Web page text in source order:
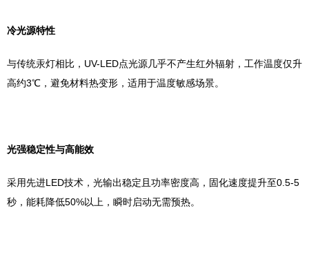
‌冷光源特性‌
与传统汞灯相比，UV-LED点光源几乎不产生红外辐射，工作温度仅升
高约3℃，避免材料热变形，适用于温度敏感场景。
‌光强稳定性与高能效‌
采用先进LED技术，光输出稳定且功率密度高，固化速度提升至0.5-5
秒，能耗降低50%以上，瞬时启动无需预热。